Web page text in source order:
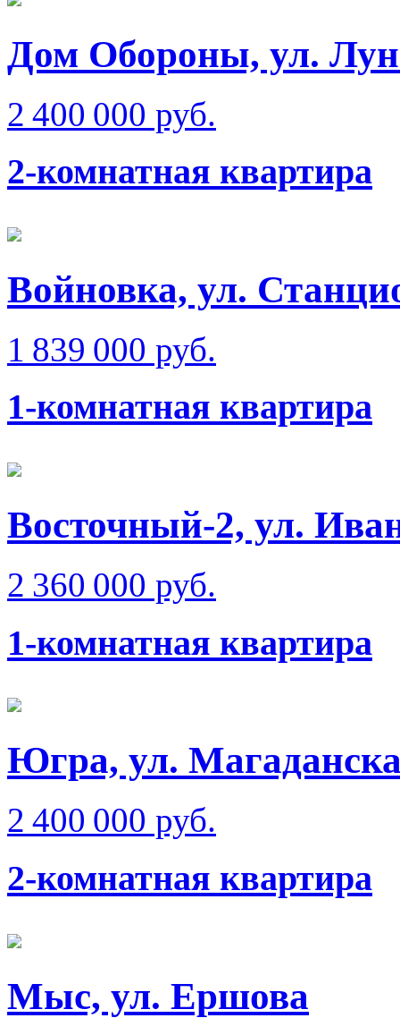
Дом Обороны, ул.
2 400 000 руб.
2-комнатная квартира
Войновка, ул.
1 839 000 руб.
1-комнатная квартира
Восточный-2, ул.
2 360 000 руб.
1-комнатная квартира
Югра, ул.
2 400 000 руб.
2-комнатная квартира
Мыс, ул. Ершова